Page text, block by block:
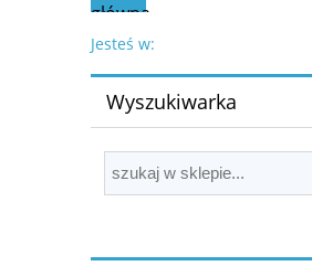
Jesteś w:
Wyszukiwarka